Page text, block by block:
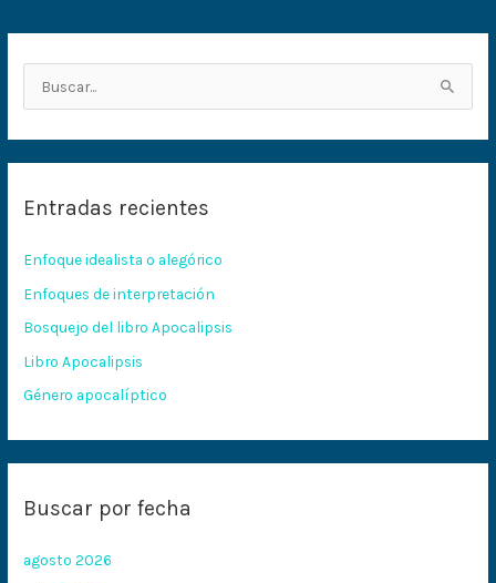
a
p
o
r
:
Entradas recientes
Enfoque idealista o alegórico
Enfoques de interpretación
Bosquejo del libro Apocalipsis
Libro Apocalipsis
Género apocalíptico
Buscar por fecha
agosto 2026